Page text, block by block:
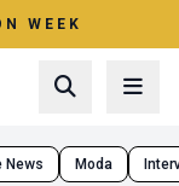
WEEK
News Moda